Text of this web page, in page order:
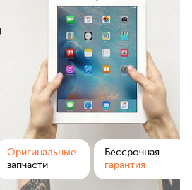
Оригинальные
запчасти
Бессрочная
гарантия